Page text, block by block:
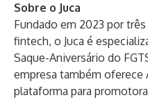
Sobre o Juca
Fundado em 2023 por
fintech, o Juca é
Saque-Aniversário do
empresa também oferece
plataforma para